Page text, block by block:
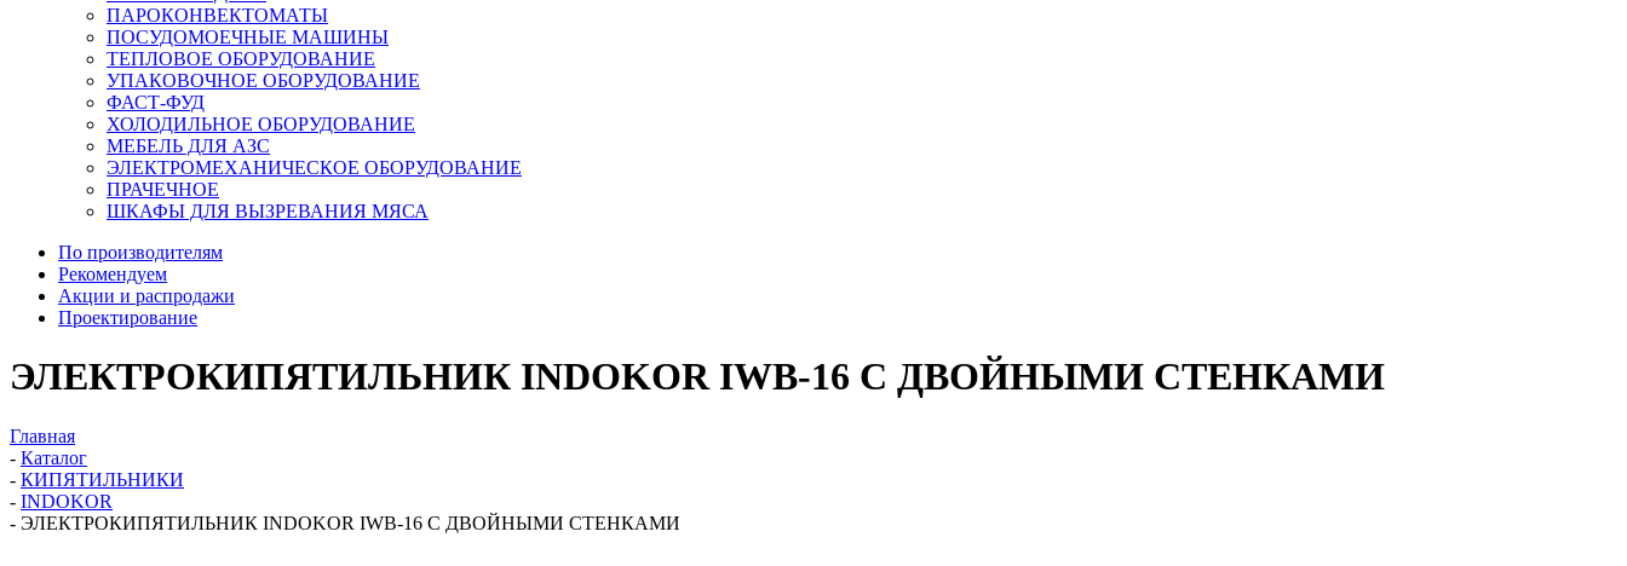
ПАРОКОНВЕКТОМАТЫ
ПОСУДОМОЕЧНЫЕ МАШИНЫ
ТЕПЛОВОЕ ОБОРУДОВАНИЕ
УПАКОВОЧНОЕ ОБОРУДОВАНИЕ
ФАСТ-ФУД
ХОЛОДИЛЬНОЕ ОБОРУДОВАНИЕ
МЕБЕЛЬ ДЛЯ АЗС
ЭЛЕКТРОМЕХАНИЧЕСКОЕ ОБОРУДОВАНИЕ
ПРАЧЕЧНОЕ
ШКАФЫ ДЛЯ ВЫЗРЕВАНИЯ МЯСА
По производителям
Рекомендуем
Акции и распродажи
Проектирование
ЭЛЕКТРОКИПЯТИЛЬНИК INDOKOR IWB-16 C ДВОЙНЫМИ СТЕНКАМИ
Главная
- Каталог
- КИПЯТИЛЬНИКИ
- INDOKOR
- ЭЛЕКТРОКИПЯТИЛЬНИК INDOKOR IWB-16 C ДВОЙНЫМИ СТЕНКАМИ